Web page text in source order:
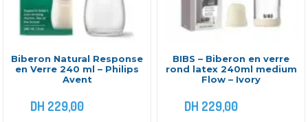
Biberon Natural Response
en Verre 240 ml – Philips
Avent
DH 229,00
BIBS – Biberon en verre
rond latex 240ml medium
Flow – Ivory
DH 229,00